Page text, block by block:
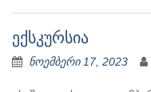
ექსკურსია
ნოემბერი 17, 2023